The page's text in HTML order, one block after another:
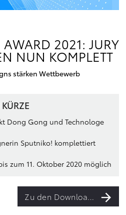
2021: JURY
NUN KOMPLETT
stärken Wettbewerb
Dong Gong und Technologe
Sputniko! komplettiert
zum 11. Oktober 2020 möglich
Zu den Downloads